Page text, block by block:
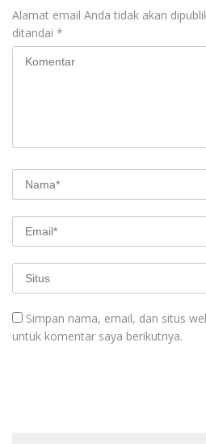
Alamat email Anda tidak akan
ditandai *
Simpan nama, email, dan situs
untuk komentar saya berikutnya.